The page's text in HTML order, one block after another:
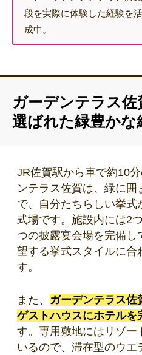
段を実際に体験した経験を
成中。
ガーデンテラス佐
選ばれた緑豊かな
JR佐賀駅から車で約10
ンテラス佐賀は、緑に囲
で、自分たちらしい挙式
式場です。施設内には2
つの披露宴会場を完備し
望する挙式スタイルに合
す。
また、 ガーデンテラス佐
ゲストハウスにホテルを
す。専用敷地にはリゾー
いるので、滞在型のウエ